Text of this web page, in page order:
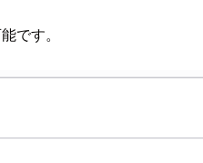
です。